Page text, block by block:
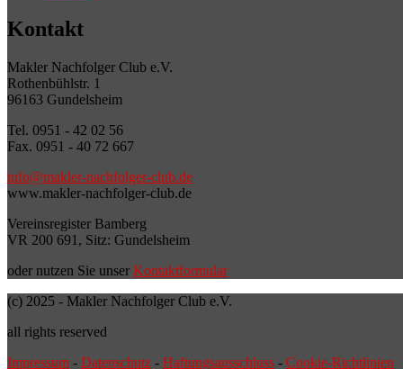
Kontakt
Makler Nachfolger Club e.V.
Rothenbühlstr. 1
96163 Gundelsheim
Tel. 0951 - 42 02 56
Fax. 0951 - 40 72 667
info@makler-nachfolger-club.de
www.makler-nachfolger-club.de
Vereinsregister Bamberg
VR 200 691, Sitz: Gundelsheim
oder nutzen Sie unser Kontaktformular
(c) 2025 - Makler Nachfolger Club e.V.
all rights reserved
Impressum - Datenschutz - Haftungsausschluss - Cookie-Richtlinien